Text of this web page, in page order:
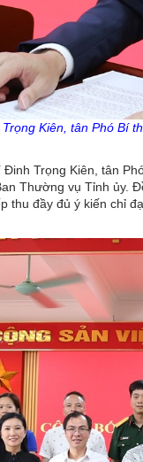
Kiên, tân Phó Bí
Trọng Kiên, tân
Thường vụ Tỉnh ủy.
thu đầy đủ ý kiến chỉ